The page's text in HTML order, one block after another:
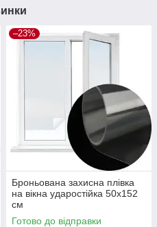
–23%
Броньована захисна плівка
на вікна ударостійка 50x152
см
Готово до відправки